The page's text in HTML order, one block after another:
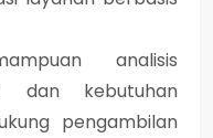
analisis
dan kebutuhan
pengambilan